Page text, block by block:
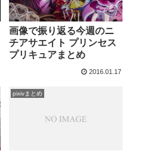
画像で振り返る今週のニ
チアサエイト プリンセス
プリキュアまとめ
2016.01.17
pixivまとめ